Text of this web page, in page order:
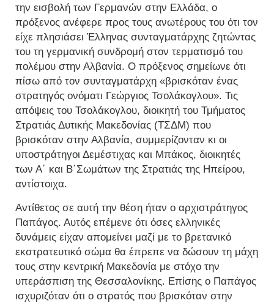
την εισβολή των Γερμανών στην Ελλάδα, ο
πρόξενος ανέφερε προς τους ανωτέρους του ότι τον
είχε πλησιάσει Έλληνας συνταγματάρχης ζητώντας
του τη γερμανική συνδρομή στον τερματισμό του
πολέμου στην Αλβανία. Ο πρόξενος σημείωνε ότι
πίσω από τον συνταγματάρχη «βρισκόταν ένας
στρατηγός ονόματι Γεώργιος Τσολάκογλου». Τις
απόψεις του Τσολάκογλου, διοικητή του Τμήματος
Στρατιάς Δυτικής Μακεδονίας (ΤΣΔΜ) που
βρισκόταν στην Αλβανία, συμμερίζονταν κι οι
υποστράτηγοι Δεμέστιχας και Μπάκος, διοικητές
των Α΄ και Β΄Σωμάτων της Στρατιάς της Ηπείρου,
αντίστοιχα.
Αντίθετος σε αυτή την θέση ήταν ο αρχιστράτηγος
Παπάγος. Αυτός επέμενε ότι όσες ελληνικές
δυνάμεις είχαν απομείνει μαζί με το βρετανικό
εκστρατευτικό σώμα θα έπρεπε να δώσουν τη μάχη
τους στην κεντρική Μακεδονία με στόχο την
υπεράσπιση της Θεσσαλονίκης. Επίσης ο Παπάγος
ισχυριζόταν ότι ο στρατός που βρισκόταν στην